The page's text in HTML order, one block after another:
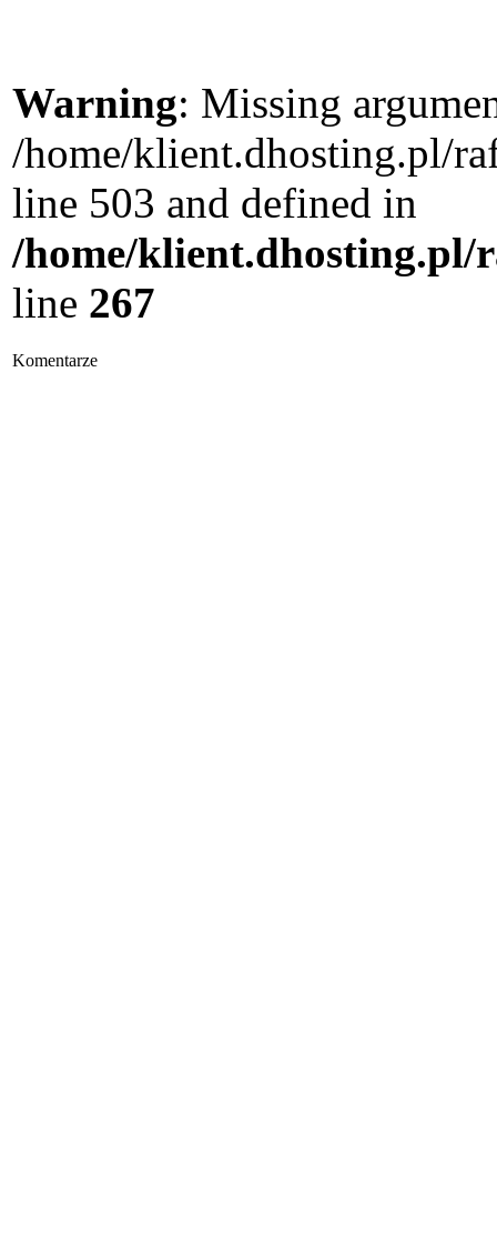
Warning: Missing
/home/klient.dhosting.pl/
line 503 and defined in
/home/klient.dhosting.pl/
line 267
Komentarze